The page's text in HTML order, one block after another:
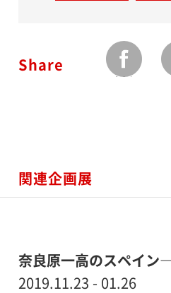
Share
関連企画展
奈良原一高のスペイ
2019.11.23 - 01.26